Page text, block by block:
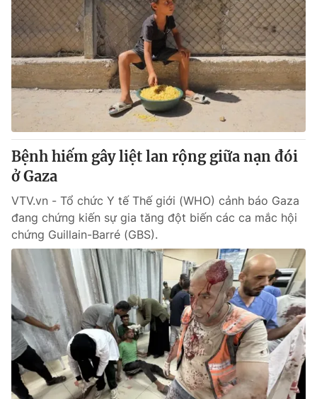
Theo dõi báo trên
Cơ quan chủ quản:Đài Truyền hình Việt Nam
Cơ quan báo chí:Thời báo VTV
Giấy phép hoạt động báo in và báo điện tử số 483/GP-BTTTT
cấp ngày 29/12/2023
Tổng Biên tập:Vũ Thanh Thủy
Phó Tổng Biên tập:Nguyễn Thị Mỹ Hạnh, Phạm Quốc Thắng,
Nguyễn Trọng Ninh
Tổng đài VTV:
024.38 355 931 - 024.38 355 932
Ðiện thoại Thời báo VTV:024.66 897 897
Email:toasoan@vtv.vn
Liên hệ quảng cáo:024-7300.7108
Bệnh hiếm gây liệt lan rộng giữa nạn đói
ở Gaza
VTV.vn - Tổ chức Y tế Thế giới (WHO) cảnh báo Gaza
đang chứng kiến sự gia tăng đột biến các ca mắc hội
chứng Guillain-Barré (GBS).